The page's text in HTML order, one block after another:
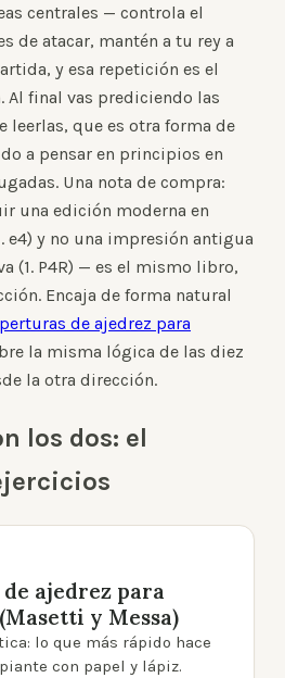
centrales — controla el
de atacar, mantén a tu rey a
y esa repetición es el
Al final vas prediciendo las
leerlas, que es otra forma de
a pensar en principios en
Una nota de compra:
una edición moderna en
e4) y no una impresión antigua
(1. P4R) — es el mismo libro,
Encaja de forma natural
de ajedrez para
la misma lógica de las diez
la otra dirección.
los dos: el
de ajedrez para
y Messa)
lo que más rápido hace
con papel y lápiz.